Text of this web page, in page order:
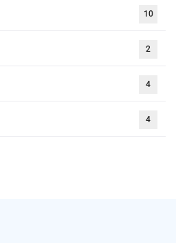
10
2
4
4